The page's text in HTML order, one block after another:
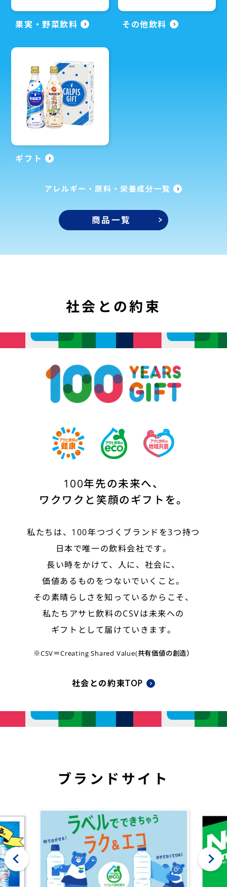
果実・野菜飲料 その他飲料
ギフト
アレルギー・原料・栄養成分一覧
商品一覧
社会との約束
100年先の未来へ、
ワクワクと笑顔のギフトを。
私たちは、100年つづくブランドを3つ持つ
日本で唯一の飲料会社です。
長い時をかけて、人に、社会に、
価値あるものをつないでいくこと。
その素晴らしさを知っているからこそ、
私たちアサヒ飲料のCSVは未来への
ギフトとして届けていきます。
※CSV＝Creating Shared Value(共有価値の創造）
社会との約束TOP
ブランドサイト
‹ ›